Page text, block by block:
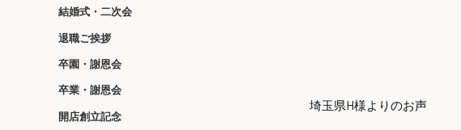
結婚式・二次会
退職ご挨拶
卒園・謝恩会
卒業・謝恩会
開店創立記念
埼玉県H様よりのお声